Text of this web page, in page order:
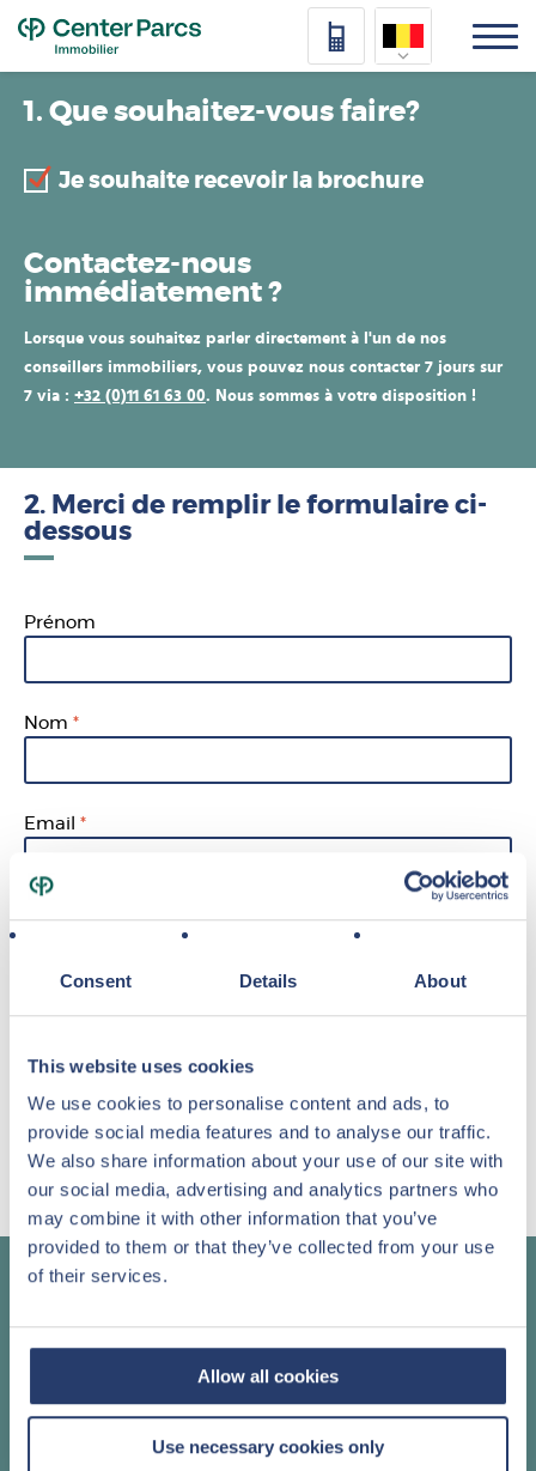
Consent Details About
This website uses cookies
We use cookies to personalise content and ads, to
provide social media features and to analyse our traffic.
We also share information about your use of our site with
our social media, advertising and analytics partners who
may combine it with other information that you’ve
provided to them or that they’ve collected from your use
of their services.
Allow all cookies
Use necessary cookies only
1. Que souhaitez-vous faire?
Je souhaite recevoir la brochure
Contactez-nous
immédiatement ?
Lorsque vous souhaitez parler directement à l'un de nos
conseillers immobiliers, vous pouvez nous contacter 7 jours sur
7 via : +32 (0)11 61 63 00. Nous sommes à votre disposition !
2. Merci de remplir le formulaire ci-
dessous
Prénom
Nom
Email
Téléphone
J'autorise le traitement de mes informations
personnelles en conformité avec laPolitique de
confidentialité
Notre newsletter
Appelez un de nos conseillers
+32 (0)11 61 63 00